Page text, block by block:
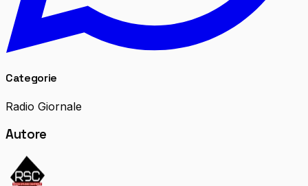
Categorie
Radio Giornale
Autore